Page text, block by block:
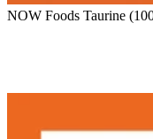
NOW Foods Taurine